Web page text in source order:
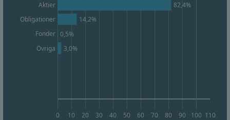
0 10 20 30 40 50 60 70 80 90 100 110
Aktier
Obligationer
Fonder
Övriga
82,4%
14,2%
0,5%
3,0%